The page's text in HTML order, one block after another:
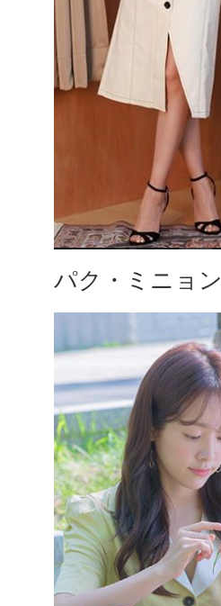
パク・ミニョン